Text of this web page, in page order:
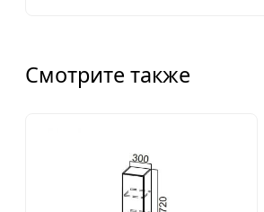
Смотрите также